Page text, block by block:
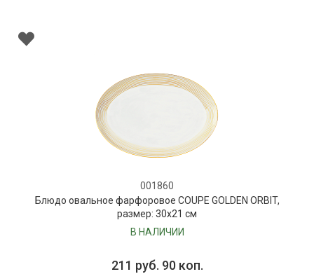
001860
Блюдо овальное фарфоровое COUPE GOLDEN ORBIT,
размер: 30х21 см
В НАЛИЧИИ
211 руб. 90 коп.